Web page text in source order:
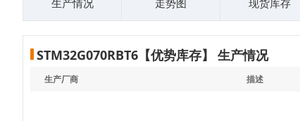
生产情况 走势图 现货库存
STM32G070RBT6【优势库存】 生产情况
生产厂商 描述